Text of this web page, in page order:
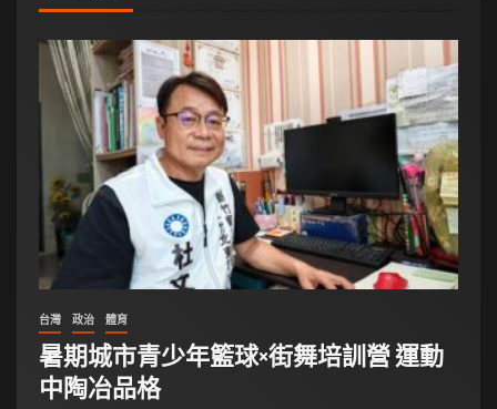
台灣 政治 體育
暑期城市青少年籃球×街舞培訓營 運動
中陶冶品格